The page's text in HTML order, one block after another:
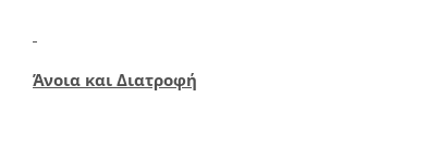
Άνοια και Διατροφή